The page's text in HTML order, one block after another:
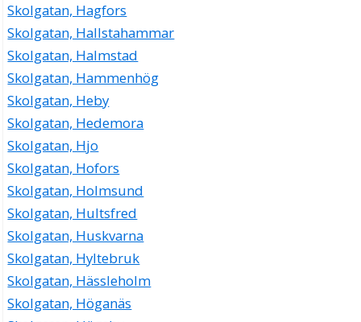
Skolgatan, Hagfors
Skolgatan, Hallstahammar
Skolgatan, Halmstad
Skolgatan, Hammenhög
Skolgatan, Heby
Skolgatan, Hedemora
Skolgatan, Hjo
Skolgatan, Hofors
Skolgatan, Holmsund
Skolgatan, Hultsfred
Skolgatan, Huskvarna
Skolgatan, Hyltebruk
Skolgatan, Hässleholm
Skolgatan, Höganäs